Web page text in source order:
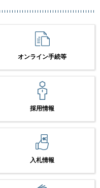
オンライン手続等
採用情報
入札情報